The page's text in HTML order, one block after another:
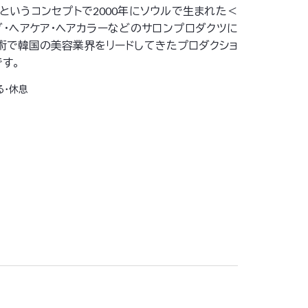
いうコンセプトで2000年にソウルで生まれた＜
ヘアケア・ヘアカラーなどのサロンプロダクツに
韓国の美容業界をリードしてきたプロダクショ
。
・休息